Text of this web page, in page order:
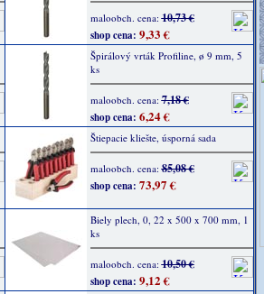
maloobch. cena:10,73 €
shop cena: 9,33 €
Špirálový vrták Profiline, ø 9 mm, 5
ks
maloobch. cena:7,18 €
shop cena: 6,24 €
Štiepacie kliešte, úsporná sada
maloobch. cena:85,08 €
shop cena: 73,97 €
Biely plech, 0, 22 x 500 x 700 mm, 1
ks
maloobch. cena:10,50 €
shop cena: 9,12 €